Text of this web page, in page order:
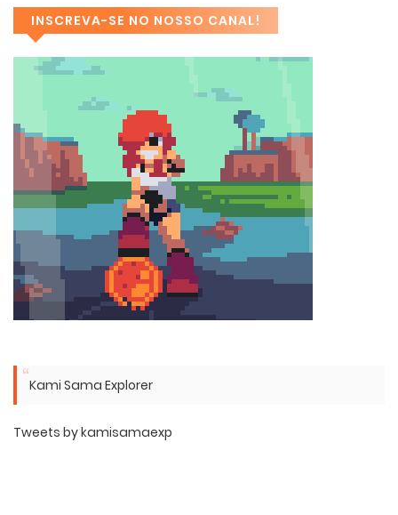
INSCREVA-SE NO NOSSO CANAL!
Kami Sama Explorer
Tweets by kamisamaexp